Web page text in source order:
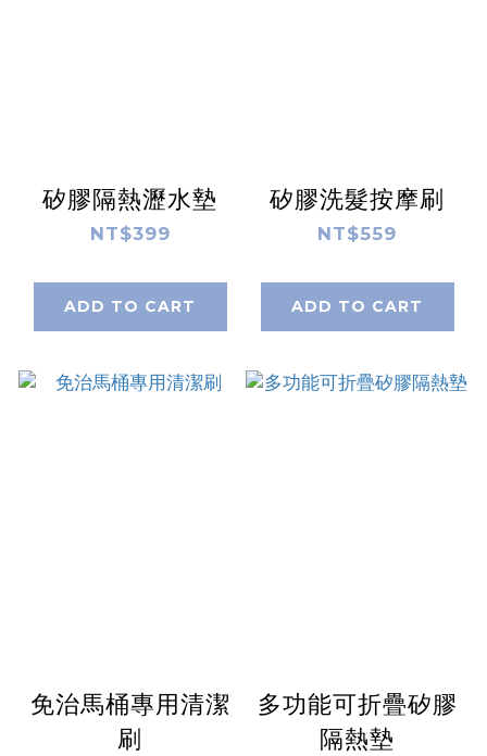
矽膠隔熱瀝水墊
NT$399
ADD TO CART
矽膠洗髮按摩刷
NT$559
ADD TO CART
免治馬桶專用清潔
刷
多功能可折疊矽膠
隔熱墊